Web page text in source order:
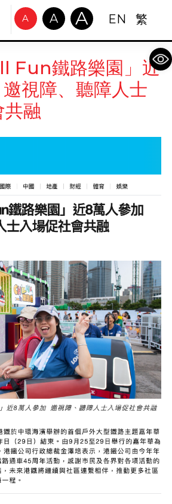
A A A EN 繁
Fun鐵路樂園」近
視障、聽障人士
共融